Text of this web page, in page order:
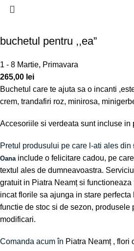
buchetul pentru ,,ea”
1 - 8 Martie, Primavara
265,00 lei
Buchetul care te ajuta sa o incanti
crem, trandafiri roz, minirosa,
Accesoriile si verdeata sunt incluse in
Pretul produsului pe care l-ati ales din
Oana include o felicitare cadou, pe
textul ales de dumneavoastra.
gratuit in Piatra Neamț si functioneaza
incat florile sa ajunga in stare perfecta
functie de stoc si de sezon, produsele
modificari.
Comanda acum în Piatra Neamț, flori